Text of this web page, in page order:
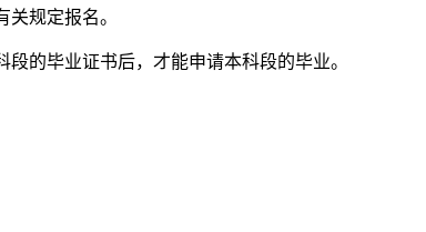
规定报名。
的毕业证书后，才能申请本科段的毕业。